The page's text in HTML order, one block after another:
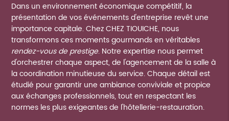
Dans un environnement économique compétitif, la
présentation de vos événements d'entreprise revêt une
importance capitale. Chez CHEZ TIOUICHE, nous
transformons ces moments gourmands en véritables
rendez-vous de prestige. Notre expertise nous permet
d'orchestrer chaque aspect, de l'agencement de la salle à
la coordination minutieuse du service. Chaque détail est
étudié pour garantir une ambiance conviviale et propice
aux échanges professionnels, tout en respectant les
normes les plus exigeantes de l'hôtellerie-restauration.